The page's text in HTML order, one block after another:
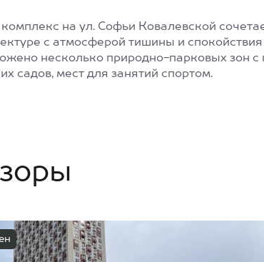
на ул. Софьи Ковалевской
с атмосферой тишины и
несколько природно-парковых зон
садов, мест для занятий спортом.